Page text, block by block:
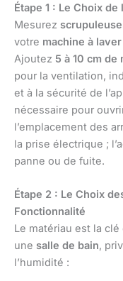
Étape 1 : Le Choix
Mesurez
votre machine à laver
Ajoutez 5 à 10 cm de
pour la ventilation,
et à la sécurité de
nécessaire pour
l’emplacement des
la prise électrique ;
panne ou de fuite.
Étape 2 : Le Choix
Fonctionnalité
Le matériau est la
une salle de bain,
l’humidité :